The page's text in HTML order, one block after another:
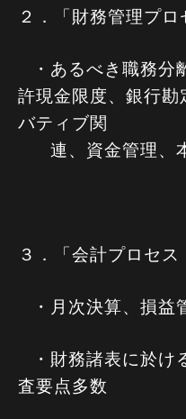
２．「財務管理プロ
・あるべき職務
許現金限度、銀行勘
バティブ関
連、資金管理、
３．「会計プロセス
・月次決算、損益
・財務諸表に於
査要点多数